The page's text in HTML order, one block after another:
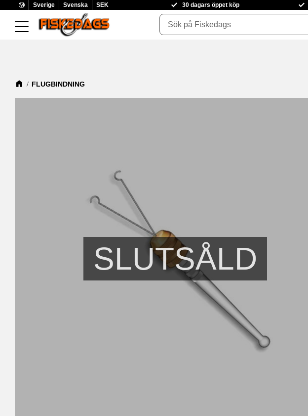
Sverige Svenska SEK 30 dagars öppet köp
FLUGBINDNING
SLUTSÅLD